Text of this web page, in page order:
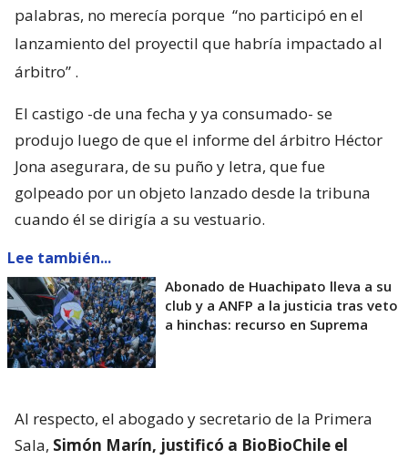
palabras, no merecía porque “no participó en el
lanzamiento del proyectil que habría impactado al
árbitro” .
El castigo -de una fecha y ya consumado- se
produjo luego de que el informe del árbitro Héctor
Jona asegurara, de su puño y letra, que fue
golpeado por un objeto lanzado desde la tribuna
cuando él se dirigía a su vestuario.
Lee también...
Abonado de Huachipato lleva a su
club y a ANFP a la justicia tras veto
a hinchas: recurso en Suprema
Al respecto, el abogado y secretario de la Primera
Sala, Simón Marín, justificó a BioBioChile el